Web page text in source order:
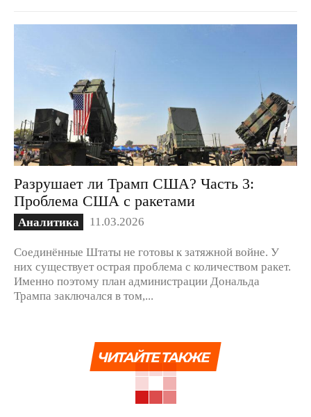
Разрушает ли Трамп США? Часть 3:
Проблема США с ракетами
Аналитика 11.03.2026
Соединённые Штаты не готовы к затяжной войне. У
них существует острая проблема с количеством ракет.
Именно поэтому план администрации Дональда
Трампа заключался в том,...
ЧИТАЙТЕ ТАКЖЕ